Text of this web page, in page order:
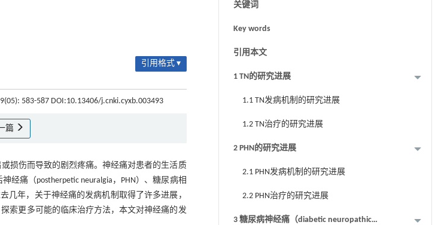
引用格式 ▾
583-587 DOI:10.13406/j.cnki.cyxb.003493
篇
或损伤而导致的剧烈疼痛。神经痛对患者的生活质
经痛（postherpetic neuralgia，PHN）、糖尿病相
几年，关于神经痛的发病机制取得了许多进展，
索更多可能的临床治疗方法，本文对神经痛的发
关键词
Key words
引用本文
1 TN的研究进展
1.1 TN发病机制的研究进展
1.2 TN治疗的研究进展
2 PHN的研究进展
2.1 PHN发病机制的研究进展
2.2 PHN治疗的研究进展
3 糖尿病神经痛（diabetic neuropathic